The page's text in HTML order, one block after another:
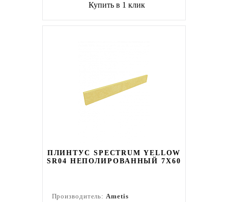
Купить в 1 клик
ПЛИНТУС SPECTRUM YELLOW
SR04 НЕПОЛИРОВАННЫЙ 7X60
Производитель:Ametis